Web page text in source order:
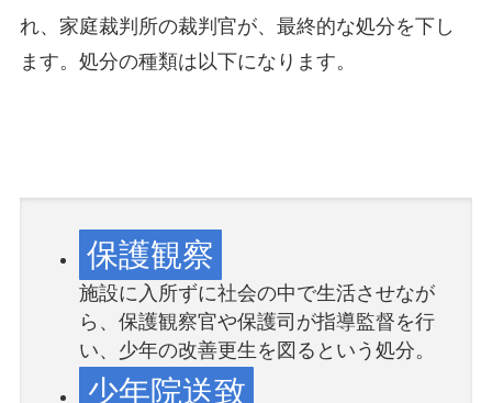
れ、家庭裁判所の裁判官が、最終的な処分を下し
ます。処分の種類は以下になります。
保護観察
施設に入所ずに社会の中で生活させなが
ら、保護観察官や保護司が指導監督を行
い、少年の改善更生を図るという処分。
少年院送致